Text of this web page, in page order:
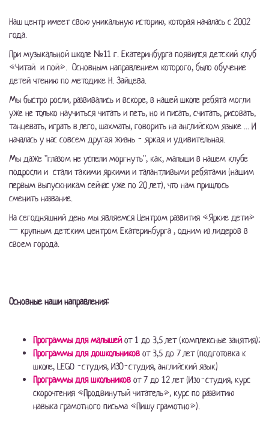
Наш центр имеет свою уникальную историю, которая началась с 2002
года.
При музыкальной школе №11 г. Екатеринбурга появился детский клуб
«Читай и пой». Основным направлением которого, было обучение
детей чтению по методике Н. Зайцева.
Мы быстро росли, развивались и вскоре, в нашей школе ребята могли
уже не только научиться читать и петь, но и писать, считать, рисовать,
танцевать, играть в лего, шахматы, говорить на английском языке ... И
началась у нас совсем другая жизнь - яркая и удивительная.
Мы даже "глазом не успели моргнуть", как, малыши в нашем клубе
подросли и стали такими яркими и талантливыми ребятами (нашим
первым выпускникам сейчас уже по 20 лет), что нам пришлось
сменить название.
На сегодняшний день мы являемся Центром развития «Яркие дети»
— крупным детским центром Екатеринбурга , одним из лидеров в
своем города.
Основные наши направления:
Программы для малышейот 1 до 3,5 лет (комплексные занятия);
Программы для дошкольников от 3,5 до 7 лет (подготовка к
школе, LEGO -студия, ИЗО-студия, английский язык)
Программы для школьников от 7 до 12 лет (Изо-студия, курс
скорочтения «Продвинутый читатель», курс по развитию
навыка грамотного письма «Пишу грамотно»).